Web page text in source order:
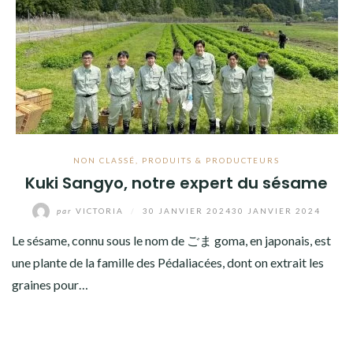
NON CLASSÉ PRODUITS & PRODUCTEURS
Kuki Sangyo, notre expert du sésame
par VICTORIA 30 JANVIER 202430 JANVIER 2024
Le sésame, connu sous le nom de ごま goma, en japonais, est
une plante de la famille des Pédaliacées, dont on extrait les
graines pour…